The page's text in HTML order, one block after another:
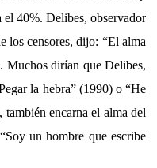
el 40%. Delibes, observador
los censores, dijo: “El alma
Muchos dirían que Delibes,
la hebra” (1990) o “He
encarna el alma del
un hombre que escribe